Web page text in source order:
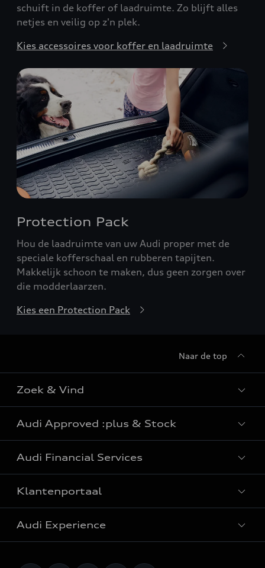
schuift in de koffer of laadruimte. Zo blijft alles
netjes en veilig op z'n plek.
Kies accessoires voor koffer en laadruimte
Protection Pack
Hou de laadruimte van uw Audi proper met de
speciale kofferschaal en rubberen tapijten.
Makkelijk schoon te maken, dus geen zorgen over
die modderlaarzen.
Kies een Protection Pack
Naar de top
Zoek & Vind
Alle modellen
Plug-in hybrides wagens
Audi Approved :plus & Stock
Audi Approved :plus
Audi stockwagens
Audi Financial Services
Particulieren
Professionals
Klantenportaal
Onderhoud & reparatie
Audi Experience